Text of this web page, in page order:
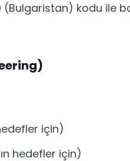
(Bulgaristan) kodu ile
için)
hedefler için)